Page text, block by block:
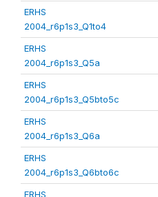
ERHS
2004_r6p1s3_Q1to4
ERHS
2004_r6p1s3_Q5a
ERHS
2004_r6p1s3_Q5bto5c
ERHS
2004_r6p1s3_Q6a
ERHS
2004_r6p1s3_Q6bto6c
ERHS